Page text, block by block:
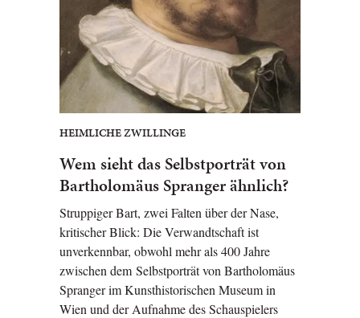
HEIMLICHE ZWILLINGE
Wem sieht das Selbstporträt von
Bartholomäus Spranger ähnlich?
Struppiger Bart, zwei Falten über der Nase,
kritischer Blick: Die Verwandtschaft ist
unverkennbar, obwohl mehr als 400 Jahre
zwischen dem Selbstporträt von Bartholomäus
Spranger im Kunsthistorischen Museum in
Wien und der Aufnahme des Schauspielers